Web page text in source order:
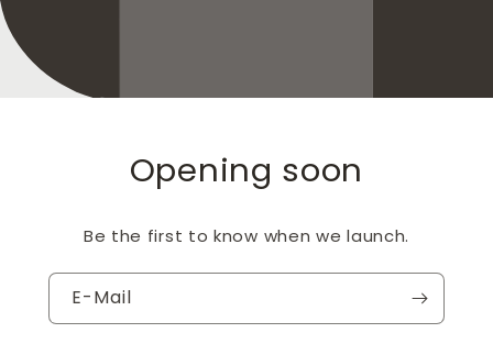
Opening soon
Be the first to know when we launch.
E-Mail